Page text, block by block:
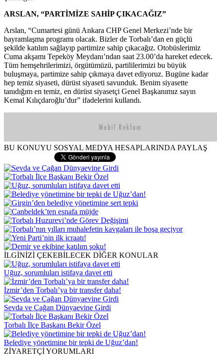
ARSLAN, “PARTİMİZE SAHİP ÇIKACAĞIZ”
Arslan, “Cumartesi günü Ankara CHP Genel Merkezi’nde bir
bayramlaşma programı olacak. Bizler de Torbalı’dan en güçlü
şekilde katılım sağlayıp partimize sahip çıkacağız. Otobüslerimiz
Cuma akşamı Tepeköy Meydanı’ndan saat 23.00’da hareket edecek.
Tüm hemşehrilerimizi, örgütümüzü, partililerimizi bu büyük
buluşmaya, partimize sahip çıkmaya davet ediyoruz. Bugüne kadar
hep temiz siyaseti, dürüst siyaseti savunduk. Benim siyasette
tanıdığım en temiz, en dürüst siyasetçi Genel Başkanımız sayın
Kemal Kılıçdaroğlu’dur” ifadelerini kullandı.
BU KONUYU SOSYAL MEDYA HESAPLARINDA PAYLAŞ
İLGİNİZİ ÇEKEBİLECEK DİĞER KONULAR
Uğuz, sorumluları istifaya davet etti
İzmir’den Torbalı’ya bir transfer daha!
Sevda ve Çağan Dünyaevine Girdi
Torbalı İlçe Başkanı Bekir Özel
Belediye yönetimine bir tepki de Uğuz’dan!
ZİYARETÇİ YORUMLARI